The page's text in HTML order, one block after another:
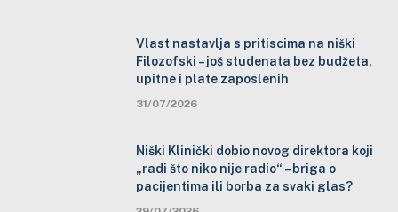
Vlast nastavlja s pritiscima na niški
Filozofski – još studenata bez budžeta,
upitne i plate zaposlenih
31/07/2026
Niški Klinički dobio novog direktora koji
„radi što niko nije radio“ – briga o
pacijentima ili borba za svaki glas?